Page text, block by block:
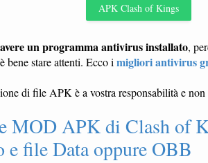
APK Clash of Kings
un programma antivirus installato,
bene stare attenti. Ecco i migliori antivirus
di file APK è a vostra responsabilità e
MOD APK di Clash of
file Data oppure OBB